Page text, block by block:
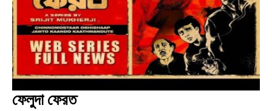
ফেলুদা ফেরত